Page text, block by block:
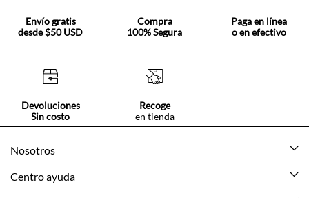
Envío gratis
desde $50 USD
Compra
100% Segura
Paga en línea
o en efectivo
Devoluciones
Sin costo
Recoge
en tienda
Nosotros
Acerca de Tennis
Centro ayuda